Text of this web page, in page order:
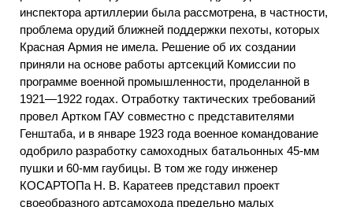
инспектора артиллерии была рассмотрена, в частности,
проблема орудий ближней поддержки пехоты, которых
Красная Армия не имела. Решение об их создании
приняли на основе работы артсекций Комиссии по
программе военной промышленности, проделанной в
1921—1922 годах. Отработку тактических требований
провел Артком ГАУ совместно с представителями
Генштаба, и в январе 1923 года военное командование
одобрило разработку самоходных батальонных 45-мм
пушки и 60-мм гаубицы. В том же году инженер
КОСАРТОПа Н. В. Каратеев представил проект
своеобразного артсамохода предельно малых